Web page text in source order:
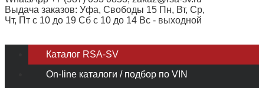
Выдача заказов: Уфа, Свободы 15 Пн, Вт, Ср,
Чт, Пт с 10 до 19 Сб с 10 до 14 Вс - выходной
Каталог RSA-SV
On-line каталоги / подбор по VIN